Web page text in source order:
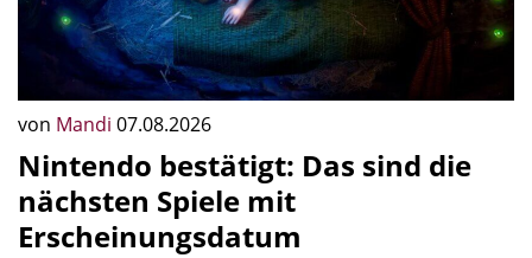
von Mandi 07.08.2026
Nintendo bestätigt: Das sind die
nächsten Spiele mit
Erscheinungsdatum